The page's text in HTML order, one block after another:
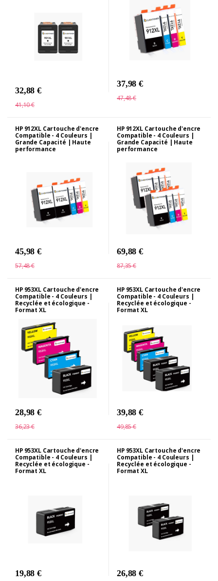
32,88 €
41,10 €
37,98 €
47,48 €
HP 912XL Cartouche d'encre
Compatible - 4 Couleurs |
Grande Capacité | Haute
performance
45,98 €
57,48 €
HP 912XL Cartouche d'encre
Compatible - 4 Couleurs |
Grande Capacité | Haute
performance
69,88 €
87,35 €
HP 953XL Cartouche d'encre
Compatible - 4 Couleurs |
Recyclée et écologique -
Format XL
28,98 €
36,23 €
HP 953XL Cartouche d'encre
Compatible - 4 Couleurs |
Recyclée et écologique -
Format XL
39,88 €
49,85 €
HP 953XL Cartouche d'encre
Compatible - 4 Couleurs |
Recyclée et écologique -
Format XL
19,88 €
HP 953XL Cartouche d'encre
Compatible - 4 Couleurs |
Recyclée et écologique -
Format XL
26,88 €